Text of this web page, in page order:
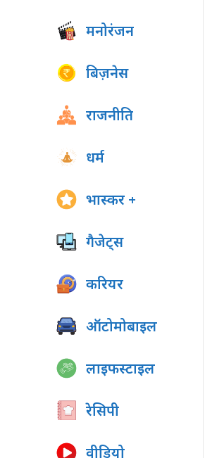
मनोरंजन
बिज़नेस
राजनीति
धर्म
भास्कर +
गैजेट्स
करियर
ऑटोमोबाइल
लाइफस्टाइल
रेसिपी